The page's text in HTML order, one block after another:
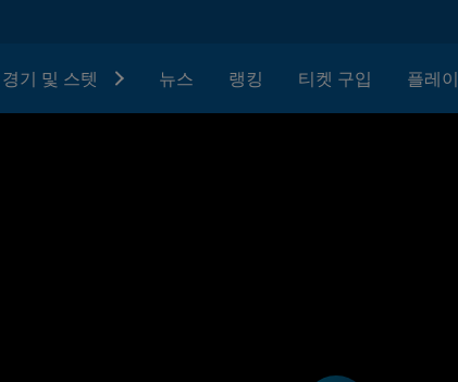
경기 및 스텟 뉴스 랭킹 티켓 구입 플레이